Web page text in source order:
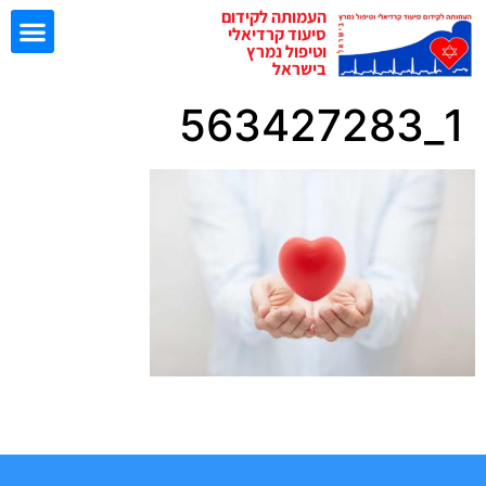
העמותה לקידום
סיעוד קרדיאלי
וטיפול נמרץ
בישראל
1_563427283